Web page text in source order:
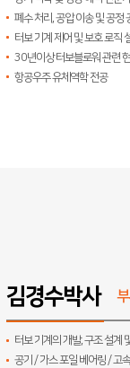
폐수 처리, 공압 이송 및 공정
터보 기계 제어 및 보호 로직
30년이상 터보블로워 관련
항공우주 유체역학 전공
김경수박사
터보 기계의 개발, 구조 설계
공기 / 가스 포일 베어링 / 고